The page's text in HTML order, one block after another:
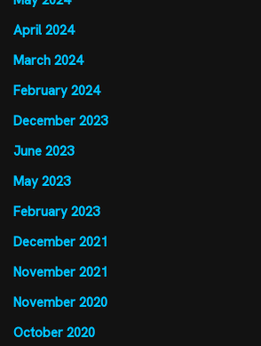
April 2024
March 2024
February 2024
December 2023
June 2023
May 2023
February 2023
December 2021
November 2021
November 2020
October 2020